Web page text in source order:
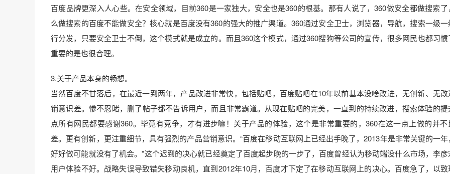
百度品牌更深入人心些。在安全领域，目前360是一家独大，安全也是360的根基。那有人说了，360做安全都做搜索
么做搜索的百度不能做安全？核心就是百度没有360的强大的推广渠道。360通过安全卫士，浏览器，导航，搜索一级
行分发，只要安全卫士不倒，这个模式就是成立的。而且360这个模式，通过360搜狗等公司的宣传，很多网民也都习
重要的是也很合理。
3.关于产品本身的畅想。
当然百度不甘落后，在最近一到两年，产品改进非常快，包括贴吧，百度贴吧在10年以前基本没啥改进，无创新、无
销意识差。惨不忍睹，删了帖子都不告诉用户，而且非常霸道。从现在贴吧的完美，一直到的持续改进，搜索体验的
点所有网民都要感谢360。毕竟有竞争，才有进步嘛！关于产品的体验，这个是非常重要的，360在这一点上做的并不
差。更有创新，更注重细节，具有强烈的产品营销意识。“百度在移动互联网上已经出手晚了，2013年是非常关键的一
好好做可能就没有了机会。”这个迟到的决心就已经奠定了百度起步晚的一步了，百度曾经认为移动端没什么市场，李
用户体验不好。战略失误导致错失移动良机，直到2012年10月，百度才下定了在移动互联网上的决心。百度急了，以